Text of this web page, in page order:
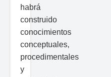
habrá
construido
conocimientos
conceptuales,
procedimentales
y